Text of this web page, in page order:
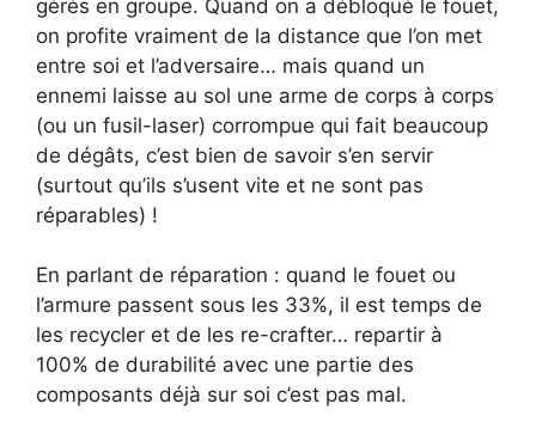
gérés en groupe. Quand on a débloqué le fouet,
on profite vraiment de la distance que l’on met
entre soi et l’adversaire… mais quand un
ennemi laisse au sol une arme de corps à corps
(ou un fusil-laser) corrompue qui fait beaucoup
de dégâts, c’est bien de savoir s’en servir
(surtout qu’ils s’usent vite et ne sont pas
réparables) !
En parlant de réparation : quand le fouet ou
l’armure passent sous les 33%, il est temps de
les recycler et de les re-crafter… repartir à
100% de durabilité avec une partie des
composants déjà sur soi c’est pas mal.